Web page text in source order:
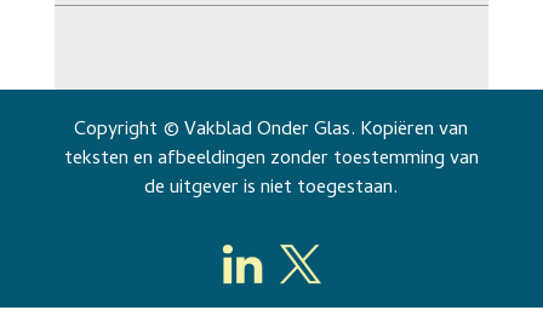
Copyright © Vakblad Onder Glas. Kopiëren van
teksten en afbeeldingen zonder toestemming van
de uitgever is niet toegestaan.